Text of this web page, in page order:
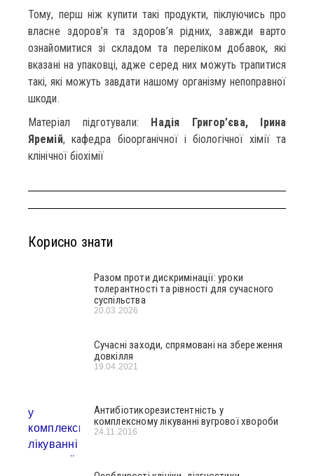
Тому, перш ніж купити такі продукти, піклуючись про
власне здоров’я та здоров’я рідних, завжди варто
ознайомитися зі складом та переліком добавок, які
вказані на упаковці, адже серед них можуть трапитися
такі, які можуть завдати нашому організму непоправної
шкоди.
Матеріал підготували: Надія Григор’єва, Ірина
Яремій, кафедра біоорганічної і біологічної хімії та
клінічної біохімії
Корисно знати
Разом проти дискримінації: уроки
толерантності та рівності для сучасного
суспільства
20.03.2026
Сучасні заходи, спрямовані на збереження
довкілля
19.04.2021
Антибіотикорезистентність у
комплексному лікуванні вугрової хвороби
24.11.2016